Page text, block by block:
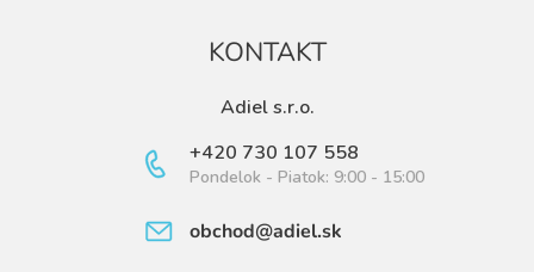
KONTAKT
Adiel s.r.o.
+420 730 107 558
Pondelok - Piatok: 9:00 - 15:00
obchod@adiel.sk